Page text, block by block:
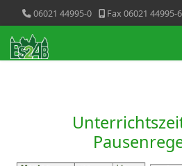
06021 44995-0 Fax 06021 44995-